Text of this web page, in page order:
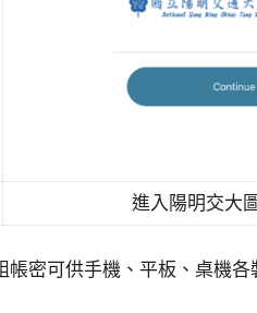
進入陽明交大
密可供手機、平板、桌機各